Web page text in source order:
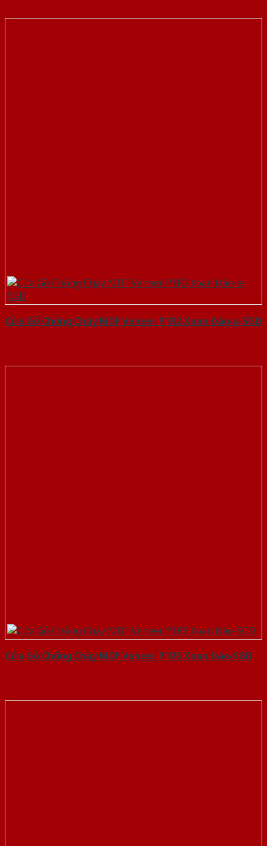
Cửa Gỗ Chống Cháy MDF Veneer P1R2 Xoan Đào-a-SGD
Cửa Gỗ Chống Cháy MDF Veneer P1R5 Xoan Đào-SGD